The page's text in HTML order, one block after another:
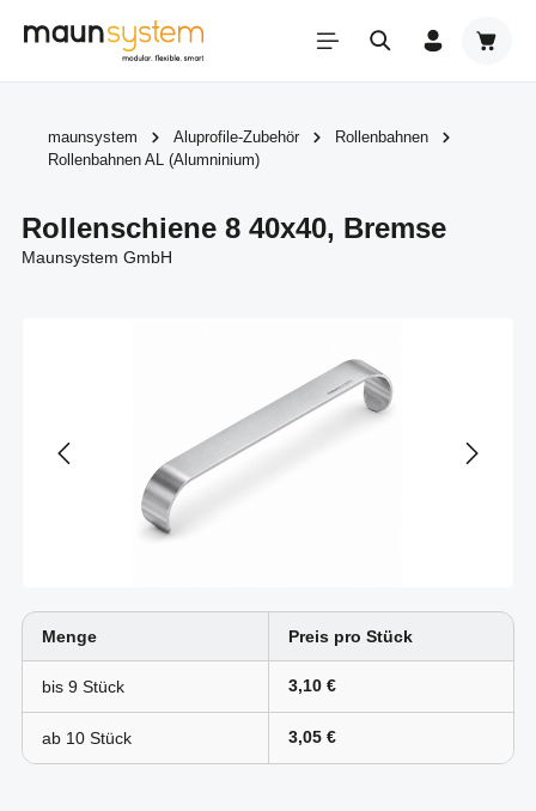
Zum Hauptinhalt springen
maunsystem Aluprofile-Zubehör
Rollenbahnen
Rollenbahnen AL (Alumninium)
Rollenschiene 8 40x40, Bremse
Maunsystem GmbH
Menge Preis pro Stück
bis 9 3,10 €
ab 10 3,05 €